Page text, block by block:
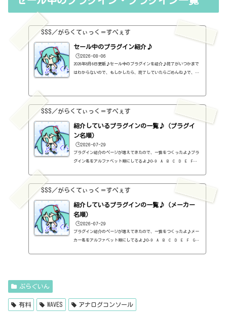
ab%e3%82%92%...
SSS／がらくてぃっく＝すぺぇす
セール中のプラグイン紹介♪
🕒️2026-08-06
2026年8月6日更新♪セール中のプラグインを紹介♪終了がいつかまで
はわからないので、もしかしたら、終了していたらごめんね♪で、相
（ADPTR AUDIO）定価：140ドル → 49.99ドル（Plugin Allianceさ
ん）SCULPT（ADPTR AUDIO）定価：150ドル → 49.99ドル（Plugin Al
lianceさん）...
SSS／がらくてぃっく＝すぺぇす
紹介しているプラグインの一覧♪（プラグイ
ン名順）
🕒️2026-07-29
プラグイン紹介のページが増えてきたので、一覧をつくったよ♪プラ
グイン名をアルファベット順にしてるよ♪0-9 A B C D E F G
料）2B DELAYED CLASSIC（2B Played Music・ディレイ・有料）2B RE
VERBED（2B Played Music・リバーブ・有料）2B Shaped Filter（2
B Played Music・フィルタープラグイン・有料）3-Band EQ（Kilohe
arts・EQ・無料）40'S VERY OWN DRUMS（NATIVE INSTRUMENTS・ドラ
ム...
SSS／がらくてぃっく＝すぺぇす
紹介しているプラグインの一覧♪（メーカー
名順）
🕒️2026-07-29
プラグイン紹介のページが増えてきたので、一覧をつくったよ♪メー
カー名をアルファベット順にしてるよ♪0-9 A B C D E F G
ぷらぐいん
有料 WAVES アナログコンソール